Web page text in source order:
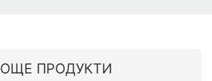
ОЩЕ ПРОДУКТИ